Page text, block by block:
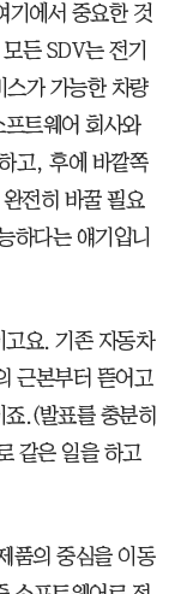
기에서 중요한 것
든 SDV는 전기
스가 가능한 차량
트웨어 회사와
고, 후에 바깥쪽
전히 바꿀 필요
하다는 얘기입니
고요. 기존 자동차
근본부터 뜯어고
.(발표를 충분히
같은 일을 하고
품의 중심을 이동